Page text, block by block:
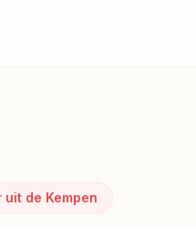
de Kempen